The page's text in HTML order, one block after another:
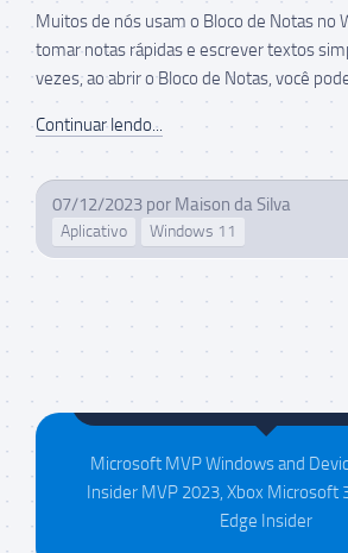
Muitos de nós usam o Bloco de Notas no
tomar notas rápidas e escrever textos
vezes, ao abrir o Bloco de Notas, você
Continuar lendo...
07/12/2023 por Maison da Silva
Aplicativo Windows 11
Maison da Silva
Microsoft MVP Windows and
Insider MVP 2023, Xbox Microsoft
Edge Insider